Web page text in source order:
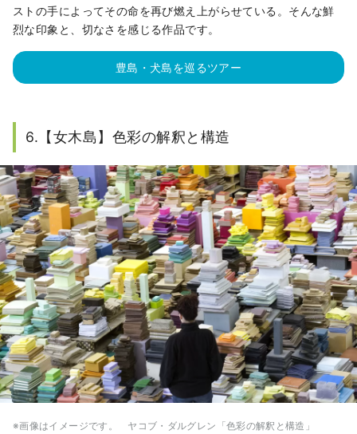
ストの手によってその命を再び燃え上がらせている。そんな鮮
烈な印象と、切なさを感じる作品です。
豊島・犬島を巡るツアー
6.【女木島】色彩の解釈と構造
※画像はイメージです。 ヤコブ・ダルグレン「色彩の解釈と構造」